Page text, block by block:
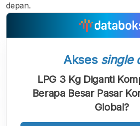
depan.
Akses single
LPG 3 Kg Diganti
Berapa Besar Pasar
Global?